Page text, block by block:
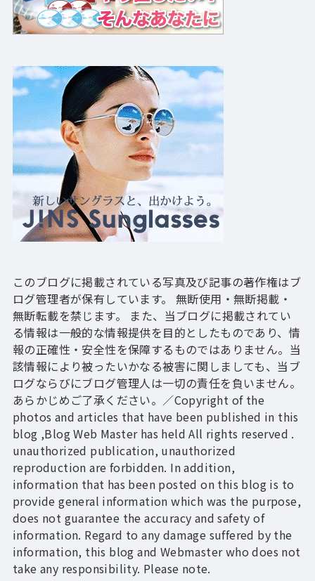
このブログに掲載されている写真及び記事の著作権はブ
ログ管理者が保有しています。 無断使用・無断掲載・
無断転載を禁じます。 また、当ブログに掲載されてい
る情報は一般的な情報提供を目的としたものであり、情
報の正確性・安全性を保障するものではありません。当
該情報により被ったいかなる被害に関しましても、当ブ
ログならびにブログ管理人は一切の責任を負いません。
あらかじめご了承ください。／Copyright of the
photos and articles that have been published in this
blog ,Blog Web Master has held All rights reserved .
unauthorized publication, unauthorized
reproduction are forbidden. In addition,
information that has been posted on this blog is to
provide general information which was the purpose,
does not guarantee the accuracy and safety of
information. Regard to any damage suffered by the
information, this blog and Webmaster who does not
take any responsibility. Please note.